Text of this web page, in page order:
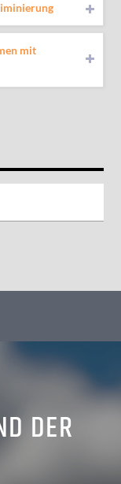
mit
DER